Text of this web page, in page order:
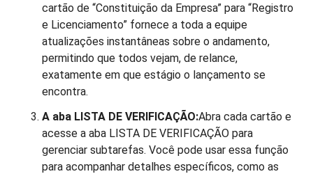
cartão de “Constituição da Empresa” para “Registro
e Licenciamento” fornece a toda a equipe
atualizações instantâneas sobre o andamento,
permitindo que todos vejam, de relance,
exatamente em que estágio o lançamento se
encontra.
A aba LISTA DE VERIFICAÇÃO:Abra cada cartão e
acesse a aba LISTA DE VERIFICAÇÃO para
gerenciar subtarefas. Você pode usar essa função
para acompanhar detalhes específicos, como as